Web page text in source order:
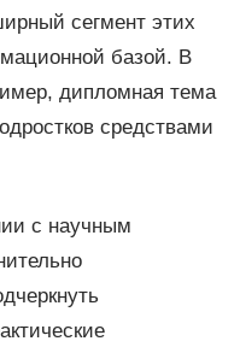
сегмент этих
базой. В
дипломная тема
средствами
с научным